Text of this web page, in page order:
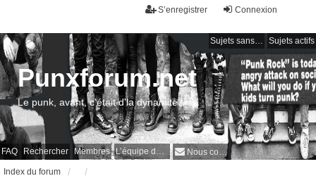
Connexion
S’enregistrer
Sujets sans réponse Sujets actifs
FAQ Rechercher Membres L’équipe du forum Nous contacter
Punxforum.net
Le punk, avant, c'était d'la dynamite !
Index du forum